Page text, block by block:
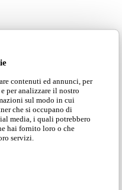
contenuti ed annunci, per
per analizzare il nostro
sul modo in cui
che si occupano di
media, i quali potrebbero
hai fornito loro o che
servizi.
Romagna, 285 –